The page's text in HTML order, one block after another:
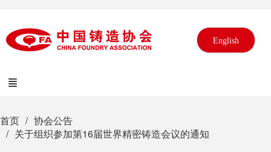
English
首页
协会公告
关于组织参加第16届世界精密铸造会议的通知